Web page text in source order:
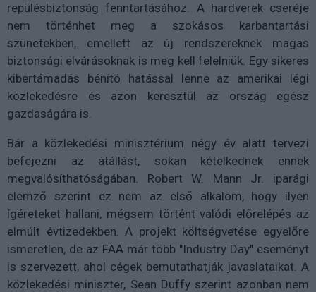
repülésbiztonság fenntartásához. A hardverek cseréje
nem történhet meg a szokásos karbantartási
szünetekben, emellett az új rendszereknek magas
biztonsági elvárásoknak is meg kell felelniük. Egy sikeres
kibertámadás bénító hatással lenne az amerikai légi
közlekedésre és azon keresztül az ország egész
gazdaságára is.
Bár a közlekedési minisztérium négy év alatt tervezi
befejezni az átállást, sokan kételkednek ennek
megvalósíthatóságában. Robert W. Mann Jr. iparági
elemző szerint ez nem az első alkalom, hogy ilyen
ígéreteket hallani, mégsem történt valódi előrelépés az
elmúlt évtizedekben. A projekt költségvetése egyelőre
ismeretlen, de az FAA már több "Industry Day" eseményt
is szervezett, ahol cégek bemutathatják javaslataikat. A
közlekedési miniszter, Sean Duffy szerint azonban nem